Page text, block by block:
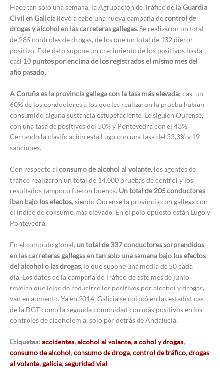
Hace tan solo una semana, la Agrupación de Tráfico de laGuardia
Civil en Galicia llevó a cabo una nueva campaña decontrol de
drogas y alcohol en las carreteras gallegas.Se realizaron un total
de 285 controles de drogas, de los que un total de 132 dieron
positivo. Este dato supone un crecimiento de los positivos hasta
casi 10 puntos por encima de los registrados el mismo mes del
año pasado.
A Coruña es la provincia gallega con la tasa más elevada; casi un
60% de los conductores a los que les realizaron la prueba habían
consumido alguna sustancia estupefaciente. Le siguien Ourense,
con una tasa de positivos del 50% y Pontevedra con el 43%.
Cerrando la clasificación está Lugo con una tasa del 33,3% y 19
sanciones.
Con respecto al consumo de alcohol al volante, los agentes de
tráfico realizaron un total de 14.000 pruebas de control y los
resultados tampoco fueron buenos. Un total de 205 conductores
iban bajo los efectos, siendo Ourense la provincia con gallega con
el índice de consumo más elevado. En el polo opuesto están Lugo y
Pontevedra.
En el computo global, un total de 337 conductores sorprendidos
en las carreteras gallegas en tan solo una semana bajo los efectos
del alcohol o las drogas, lo que supone una media de 50 cada
día. Los datos de la campaña de Tráfico de este mes de junio
revelan que lejos de reducirse los positivos por alcohol y drogas,
van en aumento. Ya en 2014, Galicia se colocó en las estadísticas
de la DGT como la segunda comunidad con más positivos en los
controles de alcoholemia, solo por detrás de Andalucía.
Etiquetas: accidentes,alcohol al volante,alcohol y drogas,
consumo de alcohol,consumo de droga,control de tráfico,drogas
al volante,galicia,seguridad vial